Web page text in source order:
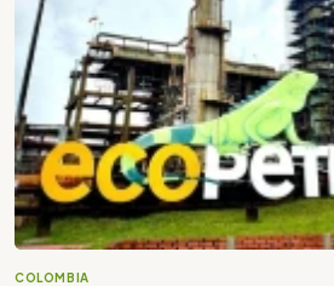
COLOMBIA